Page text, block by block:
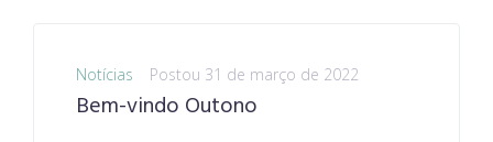
Notícias Postou 31 de março de 2022
Bem-vindo Outono